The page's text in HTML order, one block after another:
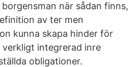
när sådan finns,
av ter men
kunna skapa hinder för
integrerad inre
obligationer.